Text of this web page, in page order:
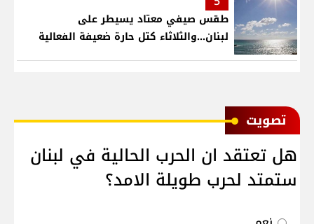
طقس صيفي معتاد يسيطر على
لبنان...والثلاثاء كتل حارة ضعيفة الفعالية
ﺗﺼﻮﻳﺖ
هل تعتقد ان الحرب الحالية في لبنان
ستمتد لحرب طويلة الامد؟